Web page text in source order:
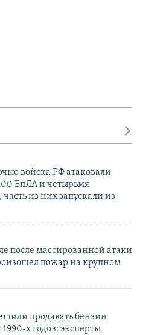
войска РФ атаковали
БпЛА и четырьмя
из них запускали из
после массированной атаки
пожар на крупном
продавать бензин
1990-х годов: эксперты